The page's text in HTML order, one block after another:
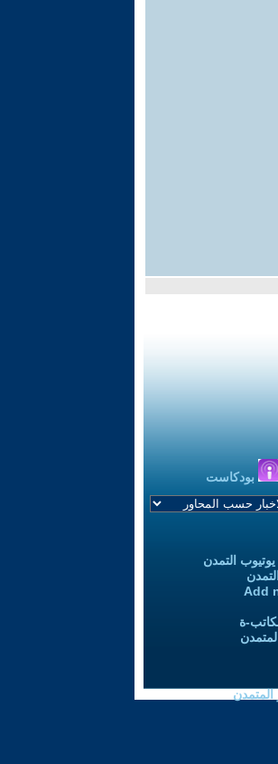
بودكاست
التمدن
Add
ة
المتمدن